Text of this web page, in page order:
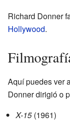
Richard Donner
Hollywood.
Aquí puedes ver
Donner dirigió o
X-15(1961)